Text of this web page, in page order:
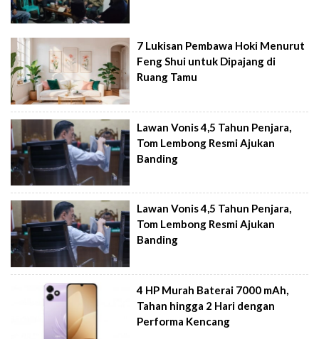
7 Lukisan Pembawa Hoki Menurut
Feng Shui untuk Dipajang di
Ruang Tamu
Lawan Vonis 4,5 Tahun Penjara,
Tom Lembong Resmi Ajukan
Banding
Lawan Vonis 4,5 Tahun Penjara,
Tom Lembong Resmi Ajukan
Banding
4 HP Murah Baterai 7000 mAh,
Tahan hingga 2 Hari dengan
Performa Kencang